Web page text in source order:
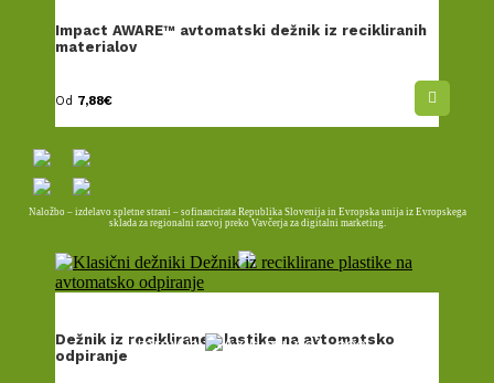
Impact AWARE™ avtomatski dežnik iz recikliranih
materialov
Od 7,88€
Dežnik iz reciklirane plastike na avtomatsko
odpiranje
Naložbo – izdelavo spletne strani – sofinancirata Republika Slovenija in Evropska unija iz Evropskega
sklada za regionalni razvoj preko Vavčerja za digitalni marketing.
Upravlja